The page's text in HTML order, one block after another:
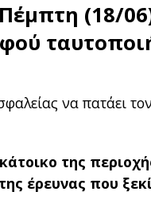
(18/
να πατάει
της
έρευνας που